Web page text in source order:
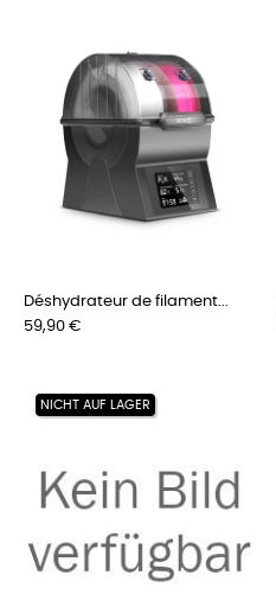
Déshydrateur de filament...
Preis
59,90 €
NICHT AUF LAGER